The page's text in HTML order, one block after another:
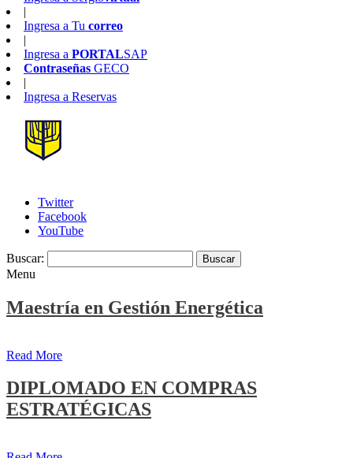
|
Ingresa a Tu correo
|
Ingresa a PORTALSAP
Contraseñas GECO
|
Ingresa a Reservas
Twitter
Facebook
YouTube
Buscar:
Menu
Maestría en Gestión Energética
Read More
DIPLOMADO EN COMPRAS
ESTRATÉGICAS